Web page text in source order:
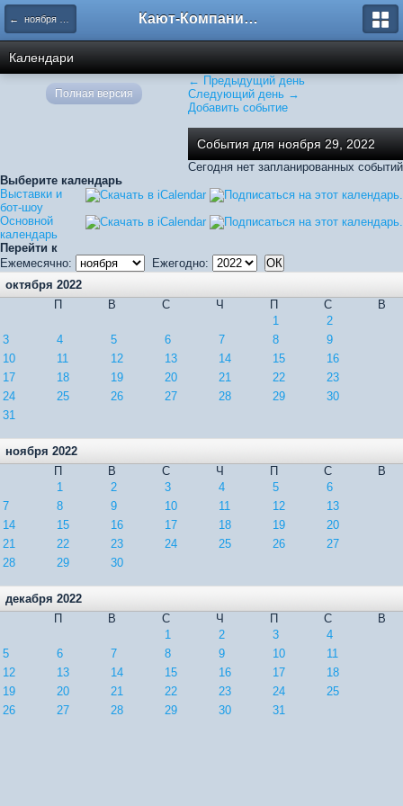
← ноября 2022 Кают-Компания "Катера и Яхты"
Календари
← Предыдущий день
Следующий день →
Добавить событие
События для ноября 29, 2022
Сегодня нет запланированных событий
Выберите календарь
Выставки и
бот-шоу
Основной
календарь
Перейти к
Ежемесячно:
Ежегодно:
октября 2022
П
В С Ч П С
В
1
2
3
4 5 6 7 8
9
10
11 12 13 14 15
16
17
18 19 20 21 22
23
24
25 26 27 28 29
30
31
ноября 2022
П
В С Ч П С
В
1
2 3 4 5
6
7
8 9 10 11 12
13
14
15 16 17 18 19
20
21
22 23 24 25 26
27
28
29 30
декабря 2022
П
В С Ч П С
В
1
2 3
4
5
6 7 8 9 10
11
12
13 14 15 16 17
18
19
20 21 22 23 24
25
26
27 28 29 30 31
Полная версия